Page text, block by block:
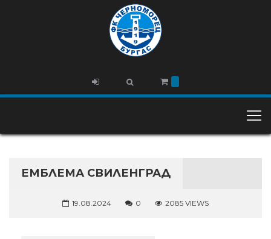
ЕМБЛЕМА СВИЛЕНГРАД
19.08.2024 0 2085 VIEWS